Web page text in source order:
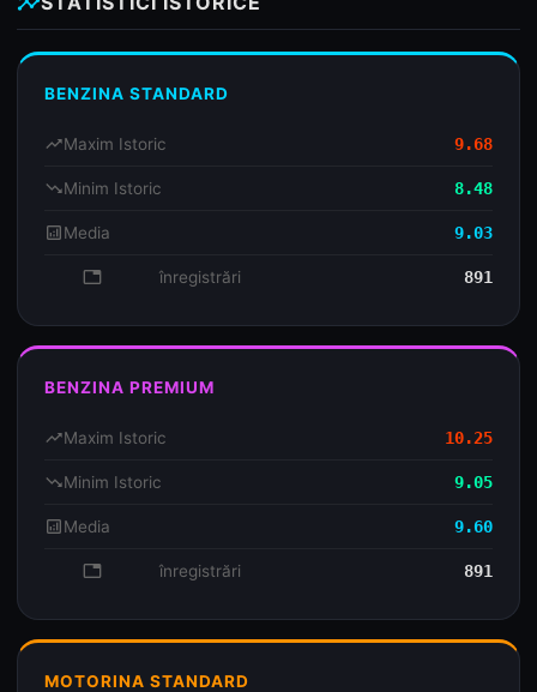
BENZINA STANDARD
trending_upMaxim Istoric 9.68
trending_downMinim Istoric 8.48
analyticsMedia 9.03
database înregistrări 891
BENZINA PREMIUM
trending_upMaxim Istoric 10.25
trending_downMinim Istoric 9.05
analyticsMedia 9.60
database înregistrări 891
MOTORINA STANDARD